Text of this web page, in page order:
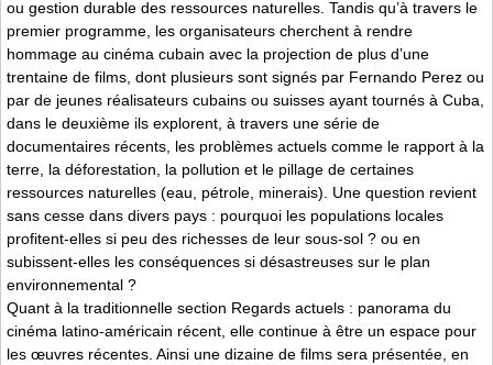
ou gestion durable des ressources naturelles. Tandis qu’à travers le
premier programme, les organisateurs cherchent à rendre
hommage au cinéma cubain avec la projection de plus d’une
trentaine de films, dont plusieurs sont signés par Fernando Perez ou
par de jeunes réalisateurs cubains ou suisses ayant tournés à Cuba,
dans le deuxième ils explorent, à travers une série de
documentaires récents, les problèmes actuels comme le rapport à la
terre, la déforestation, la pollution et le pillage de certaines
ressources naturelles (eau, pétrole, minerais). Une question revient
sans cesse dans divers pays : pourquoi les populations locales
profitent-elles si peu des richesses de leur sous-sol ? ou en
subissent-elles les conséquences si désastreuses sur le plan
environnemental ?
Quant à la traditionnelle section Regards actuels : panorama du
cinéma latino-américain récent, elle continue à être un espace pour
les œuvres récentes. Ainsi une dizaine de films sera présentée, en